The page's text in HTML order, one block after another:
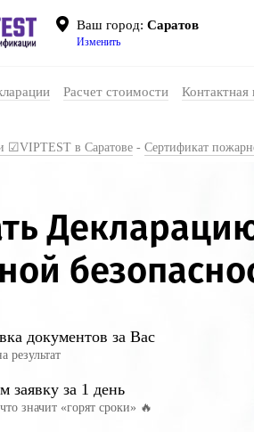
Ваш город: Саратов
Изменить
Расчет стоимости
☑VIPTEST в Саратове - Сертификат
документов за Вас
результат
заявку за 1 день
значит «горят сроки» 🔥